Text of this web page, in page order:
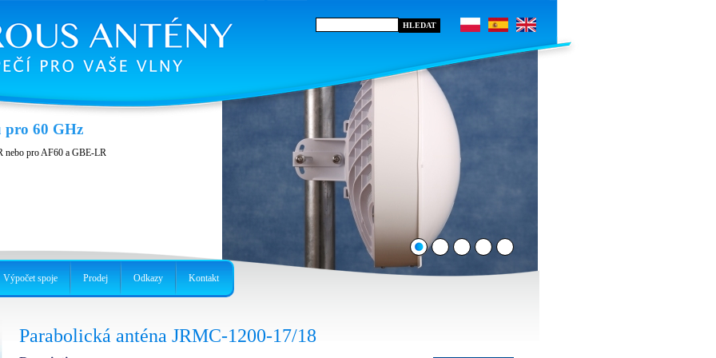
pro 60 GHz
nebo pro AF60 a GBE-LR
Parabolická anténa JRMC-1200-17/18
Výpočet spoje Prodej Odkazy Kontakt